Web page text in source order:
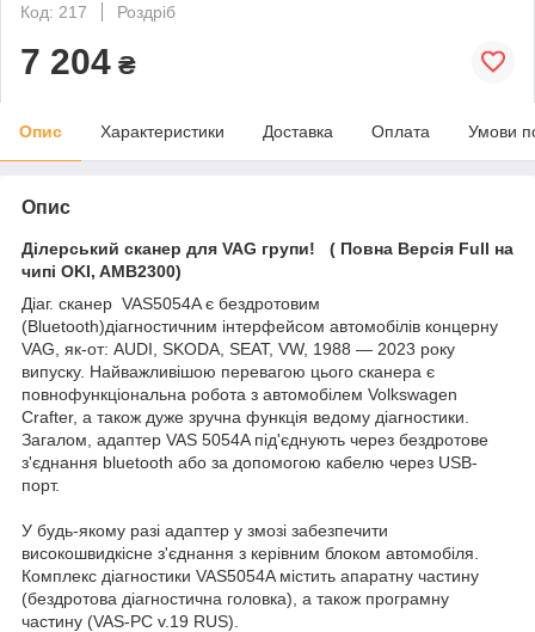
Код: 217
Роздріб
7 204 ₴
Опис Характеристики Доставка Оплата Умови
Опис
Ділерський сканер для VAG групи! ( Повна Версія Full на
чипі OKI, AMB2300)
Діаг. сканер VAS5054A є бездротовим
(Bluetooth)діагностичним інтерфейсом автомобілів концерну
VAG, як-от: AUDI, SKODA, SEAT, VW, 1988 — 2023 року
випуску. Найважливішою перевагою цього сканера є
повнофункціональна робота з автомобілем Volkswagen
Crafter, а також дуже зручна функція ведому діагностики.
Загалом, адаптер VAS 5054A під'єднують через бездротове
з'єднання bluetooth або за допомогою кабелю через USB-
порт.
У будь-якому разі адаптер у змозі забезпечити
високошвидкісне з'єднання з керівним блоком автомобіля.
Комплекс діагностики VAS5054A містить апаратну частину
(бездротова діагностична головка), а також програмну
частину (VAS-PC v.19 RUS).